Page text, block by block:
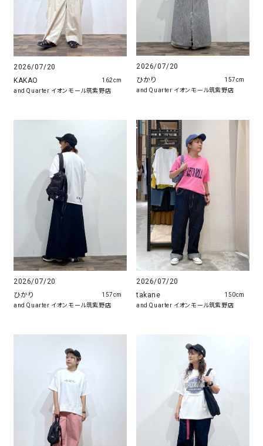
2026/07/20
KAKAO
and Quarter イオンモール筑紫野店
162cm
2026/07/20
ひかり
and Quarter イオンモール筑紫野店
157cm
2026/07/20
ひかり
and Quarter イオンモール筑紫野店
157cm
2026/07/20
takane
and Quarter イオンモール筑紫野店
150cm